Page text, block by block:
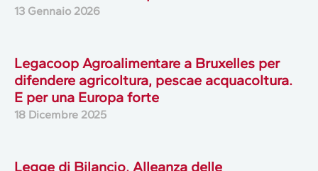
13 Gennaio 2026
Legacoop Agroalimentare a Bruxelles per
difendere agricoltura, pescae acquacoltura.
E per una Europa forte
18 Dicembre 2025
Legge di Bilancio, Alleanza delle